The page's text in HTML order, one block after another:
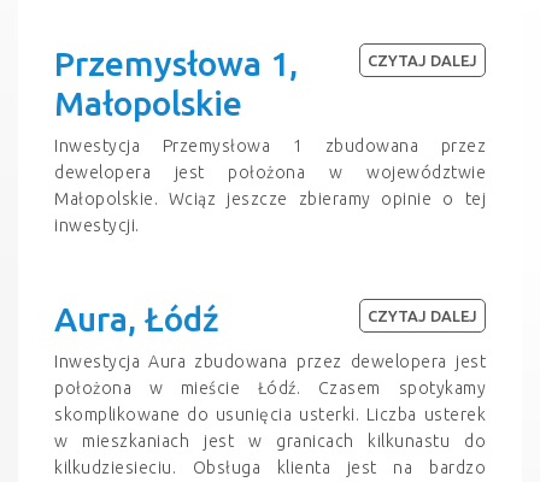
Przemysłowa 1,
Małopolskie
Inwestycja Przemysłowa 1 zbudowana przez
dewelopera jest położona w województwie
Małopolskie. Wciąz jeszcze zbieramy opinie o tej
inwestycji.
CZYTAJ DALEJ
Aura, Łódź
Inwestycja Aura zbudowana przez dewelopera jest
położona w mieście Łódź. Czasem spotykamy
skomplikowane do usunięcia usterki. Liczba usterek
w mieszkaniach jest w granicach kilkunastu do
kilkudziesieciu. Obsługa klienta jest na bardzo
CZYTAJ DALEJ